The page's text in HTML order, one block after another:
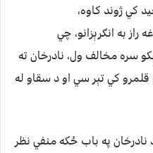
کي ژوند کاوه،
راز به انګرېزانو، چي
سره مخالف ول، نادرخان ته
کي تېر سي او د سقاو له
نادرخان په باب ځکه منفي نظر